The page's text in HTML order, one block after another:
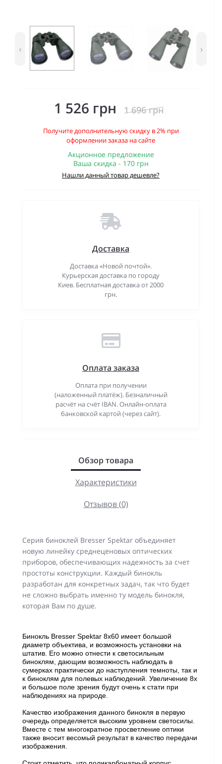
‹ ›
1 526 грн 1 696 грн
Получите дополнительную скидку в 2% при
оформлении заказа на сайте
Акционное предложение
Ваша скидка - 170 грн
Нашли данный товар дешевле?
Доставка
Доставка «Новой почтой».
Курьерская доставка по городу
Киев. Бесплатная доставка от 2000
грн.
Оплата заказа
Оплата при получении
(наложенный платёж). Безналичный
расчёт на счёт IBAN. Онлайн-оплата
банковской картой (через сайт).
Обзор товара
Характеристики
Отзывов (0)
Серия биноклей Bresser Spektar объединяет
новую линейку среднеценовых оптических
приборов, обеспечивающих надежность за счет
простоты конструкции. Каждый бинокль
разработан для конкретных задач, так что будет
не сложно выбрать именно ту модель бинокля,
которая Вам по душе.
Бинокль Bresser Spektar 8x60 имеет большой
диаметр объектива, и возможность установки на
штатив. Его можно отнести к светосильным
биноклям, дающим возможность наблюдать в
сумерках практически до наступления темноты, так и
к биноклям для полевых наблюдений. Увеличение 8х
и большое поле зрения будут очень к стати при
наблюдениях на природе.
Качество изображения данного бинокля в первую
очередь определяется высоким уровнем светосилы.
Вместе с тем многократное просветление оптики
также вносит весомый результат в качество передачи
изображения.